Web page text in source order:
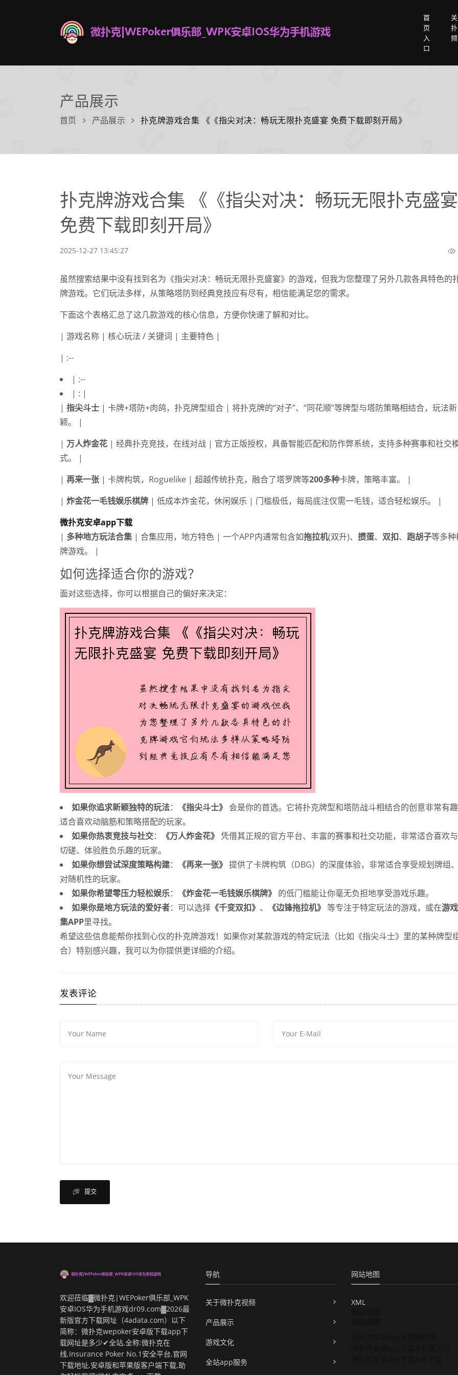
首
页
入
口
频
产品展示
首页 产品展示 扑克牌游戏合集 《《指尖对决：畅玩无限扑克盛宴 免费下载即刻开局》
扑克牌游戏合集 《《指尖对决：畅玩无限扑克盛宴
免费下载即刻开局》
2025-12-27 13:45:27
虽然搜索结果中没有找到名为《指尖对决：畅玩无限扑克盛宴》的游戏，但我为您整理了另外几款各具特色的
牌游戏。它们玩法多样，从策略塔防到经典竞技应有尽有，相信能满足您的需求。
下面这个表格汇总了这几款游戏的核心信息，方便你快速了解和对比。
| 游戏名称 | 核心玩法 / 关键词 | 主要特色 |
| :--
| :--
| : |
| 指尖斗士 | 卡牌+塔防+肉鸽，扑克牌型组合 | 将扑克牌的“对子”、“同花顺”等牌型与塔防策略相结合，玩法新
颖。 |
| 万人炸金花 | 经典扑克竞技，在线对战 | 官方正版授权，具备智能匹配和防作弊系统，支持多种赛事和社交
式。 |
| 再来一张 | 卡牌构筑，Roguelike | 超越传统扑克，融合了塔罗牌等200多种卡牌，策略丰富。 |
| 炸金花一毛钱娱乐棋牌 | 低成本炸金花，休闲娱乐 | 门槛极低，每局底注仅需一毛钱，适合轻松娱乐。 |
微扑克安卓app下载
| 多种地方玩法合集 | 合集应用，地方特色 | 一个APP内通常包含如拖拉机(双升)、 掼蛋、 双扣、 跑胡子等多种
牌游戏。 |
如何选择适合你的游戏？
面对这些选择，你可以根据自己的偏好来决定：
如果你追求新颖独特的玩法： 《指尖斗士》 会是你的首选。它将扑克牌型和塔防战斗相结合的创意非常有
适合喜欢动脑筋和策略搭配的玩家。
如果你热衷竞技与社交： 《万人炸金花》 凭借其正规的官方平台、丰富的赛事和社交功能，非常适合喜欢
切磋、体验胜负乐趣的玩家。
如果你想尝试深度策略构建： 《再来一张》 提供了卡牌构筑（DBG）的深度体验，非常适合享受规划牌组
对随机性的玩家。
如果你希望零压力轻松娱乐： 《炸金花一毛钱娱乐棋牌》 的低门槛能让你毫无负担地享受游戏乐趣。
如果你是地方玩法的爱好者：可以选择 《千变双扣》 、 《边锋拖拉机》 等专注于特定玩法的游戏，或在游
集APP里寻找。
希望这些信息能帮你找到心仪的扑克牌游戏！如果你对某款游戏的特定玩法（比如《指尖斗士》里的某种牌型
合）特别感兴趣，我可以为你提供更详细的介绍。
发表评论
提交
欢迎莅临▓微扑克|WEPoker俱乐部_WPK
安卓IOS华为手机游戏dr09.com▓2026最
新版官方下载网址（4adata.com）以下
简称：微扑克wepoker安卓版下载app下
载网址是多少✔全站,全称:微扑克在
线,Insurance Poker No.1安全平台,官网
下载地址,安卓版和苹果版客户端下载,助
导航
关于微扑克视频
产品展示
游戏文化
全站app服务
网站地图
XML